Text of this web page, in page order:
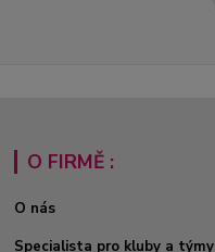
O FIRMĚ :
O nás
Specialista pro kluby a týmy